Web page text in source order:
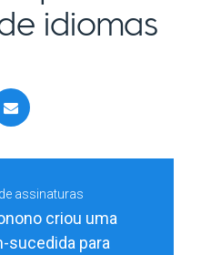
idiomas
assinaturas
criou uma
sucedida para